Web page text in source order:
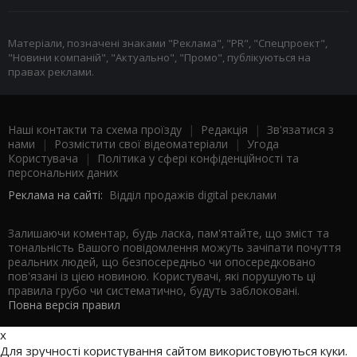
Матеріали, позначені знаками "Реклама", "PR", "Спецпроект",
"Новини компаній", "Актуально", "Промо", публікуються на
правах реклами.
Наші контакти та схема проїзду | Редакція | Зв'язатися з
нами | Розмістити свої відеоматеріали | Угода
Користувача |
Політика у сфері конфіденційності та
персональних даних
Реклама на сайті: Відділ продажів digital реклами
Залишаючи коментар, будь ласка, пам'ятайте, що зміст та
тональність Вашого повідомлення можуть зачіпати почуття
реальних людей, що безпосередньо чи опосередковано
пов'язані із цією новиною. Користувачі, які порушують ці
правила грубо чи систематично, будуть заблоковані.
Повна версія правил
x
Для зручності користування сайтом використовуються куки.